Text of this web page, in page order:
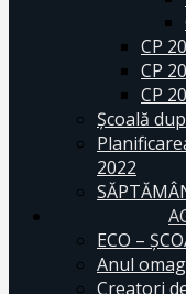
CP
CP
CP
Școală
2022
ECO –
Anul
Creatori